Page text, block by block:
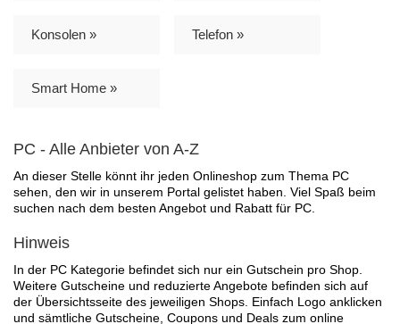
Konsolen » Telefon »
Smart Home »
PC - Alle Anbieter von A-Z
An dieser Stelle könnt ihr jeden Onlineshop zum Thema PC
sehen, den wir in unserem Portal gelistet haben. Viel Spaß beim
suchen nach dem besten Angebot und Rabatt für PC.
Hinweis
In der PC Kategorie befindet sich nur ein Gutschein pro Shop.
Weitere Gutscheine und reduzierte Angebote befinden sich auf
der Übersichtsseite des jeweiligen Shops. Einfach Logo anklicken
und sämtliche Gutscheine, Coupons und Deals zum online